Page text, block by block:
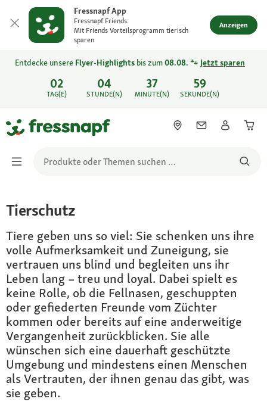
Fressnapf App
Fressnapf Friends:
Mit Friends Vorteilsprogramm tierisch
sparen
Anzeigen
02
TAG(E)
04
STUNDE(N)
37
MINUTE(N)
59
SEKUNDE(N)
Entdecke unsere Flyer-Highlights bis zum08.08. 🐾 Jetzt sparen
Tierschutz
Tiere geben uns so viel: Sie schenken uns ihre
volle Aufmerksamkeit und Zuneigung, sie
vertrauen uns blind und begleiten uns ihr
Leben lang – treu und loyal. Dabei spielt es
keine Rolle, ob die Fellnasen, geschuppten
oder gefiederten Freunde vom Züchter
kommen oder bereits auf eine anderweitige
Vergangenheit zurückblicken. Sie alle
wünschen sich eine dauerhaft geschützte
Umgebung und mindestens einen Menschen
als Vertrauten, der ihnen genau das gibt, was
sie geben.